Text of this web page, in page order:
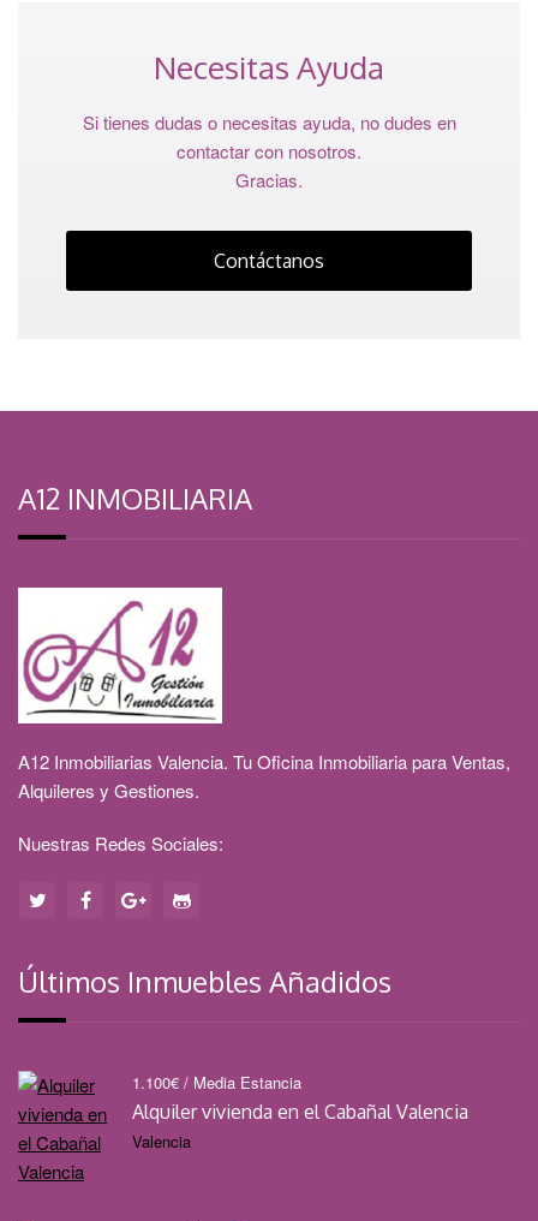
Necesitas Ayuda
Si tienes dudas o necesitas ayuda, no dudes en
contactar con nosotros.
Gracias.
Contáctanos
A12 INMOBILIARIA
A12 Inmobiliarias Valencia. Tu Oficina Inmobiliaria para Ventas,
Alquileres y Gestiones.
Nuestras Redes Sociales:
Últimos Inmuebles Añadidos
1.100€ / Media Estancia
Alquiler vivienda en el Cabañal Valencia
Valencia